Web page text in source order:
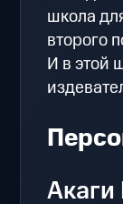
школа
второго
И в этой